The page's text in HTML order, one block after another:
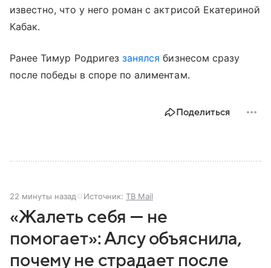
известно, что у него роман с актрисой Екатериной
Кабак.
Ранее Тимур Родригеззанялся бизнесом сразу
после победы в споре по алиментам.
Поделиться
22 минуты назад Источник: ТВ Mail
«Жалеть себя — не
помогает»: Алсу объяснила,
почему не страдает после